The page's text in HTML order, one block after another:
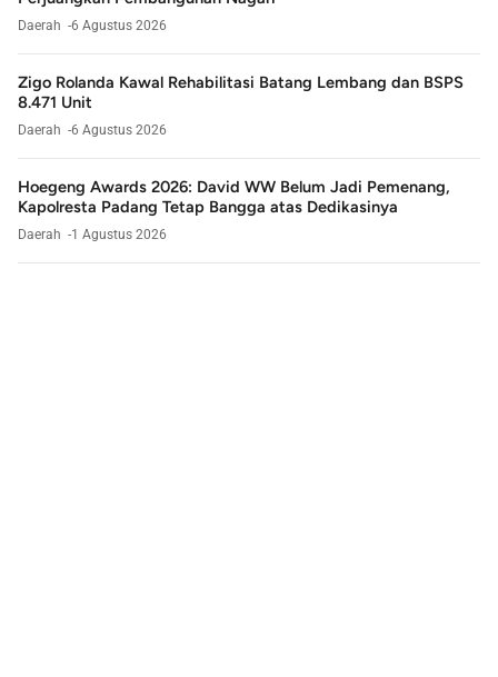
Daerah 6 Agustus 2026
Zigo Rolanda Kawal Rehabilitasi Batang Lembang dan BSPS
8.471 Unit
Daerah 6 Agustus 2026
Hoegeng Awards 2026: David WW Belum Jadi Pemenang,
Kapolresta Padang Tetap Bangga atas Dedikasinya
Daerah 1 Agustus 2026